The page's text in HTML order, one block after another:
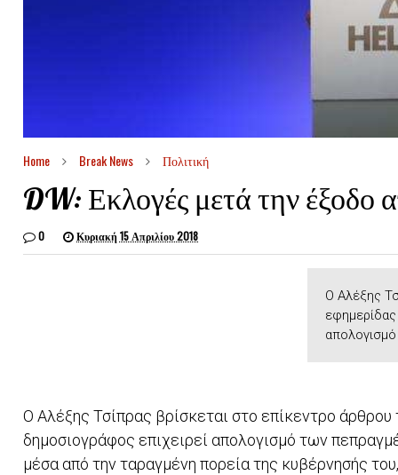
Home Break News Πολιτική
DW: Εκλογές μετά την έξοδο
0 Κυριακή 15 Απριλίου 2018
Ο Αλέξης
Ο Αλέξης Τσίπρας βρίσκεται στο επίκεντρο
δημοσιογράφος επιχειρεί απολογισμό των
μέσα από την ταραγμένη πορεία της κυβέρνησής